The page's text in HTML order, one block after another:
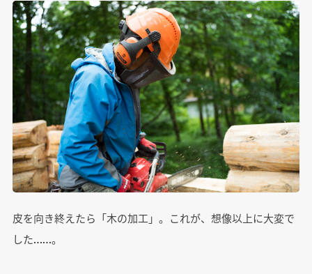
皮を向き終えたら「木の加工」。これが、想像以上に大変で
した……。